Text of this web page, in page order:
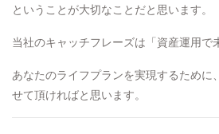
ということが大切なことだと思います。
当社のキャッチフレーズは「資産運用で
あなたのライフプランを実現するために
せて頂ければと思います。